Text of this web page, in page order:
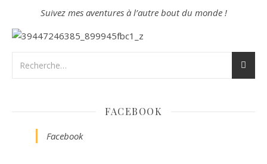
Suivez mes aventures à l’autre bout du monde !
FACEBOOK
Facebook